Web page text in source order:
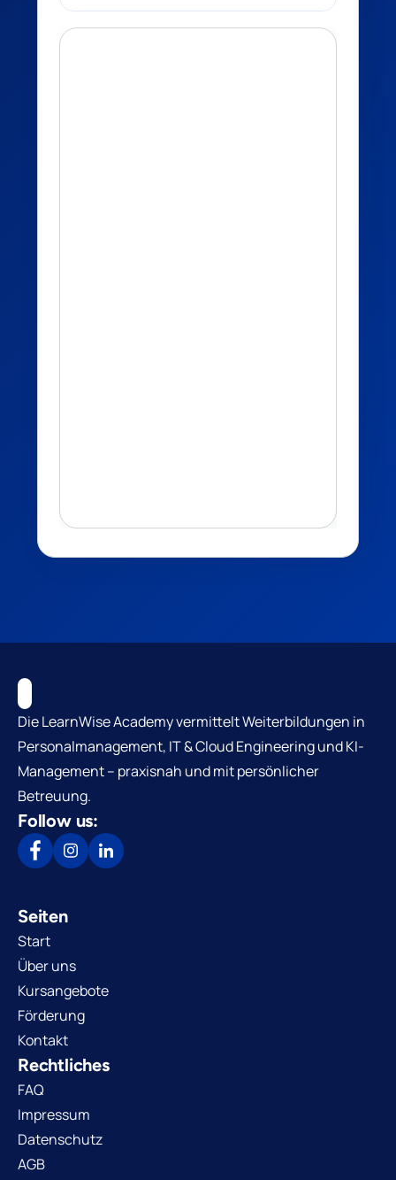
Die LearnWise Academy vermittelt Weiterbildungen in
Personalmanagement, IT & Cloud Engineering und KI-
Management – praxisnah und mit persönlicher
Betreuung.
Follow us:
Seiten
Start
Über uns
Kursangebote
Förderung
Kontakt
Rechtliches
FAQ
Impressum
Datenschutz
AGB